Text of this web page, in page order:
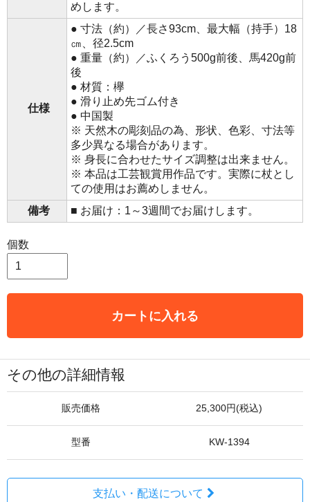
めします。
仕様
● 寸法（約）／長さ93cm、最大幅（持手）18
㎝、径2.5cm
● 重量（約）／ふくろう500g前後、馬420g前
後
● 材質：欅
● 滑り止め先ゴム付き
● 中国製
※ 天然木の彫刻品の為、形状、色彩、寸法等
多少異なる場合があります。
※ 身長に合わせたサイズ調整は出来ません。
※ 本品は工芸観賞用作品です。実際に杖とし
ての使用はお薦めしません。
備考
■ お届け：1～3週間でお届けします。
個数
カートに入れる
その他の詳細情報
販売価格 25,300円(税込)
型番 KW-1394
支払い・配送について